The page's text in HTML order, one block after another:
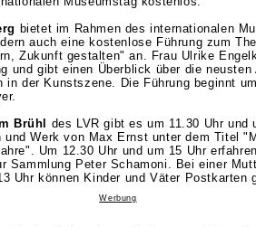
bietet im Rahmen des internationalen
auch eine kostenlose Führung zum
Zukunft gestalten" an. Frau Ulrike
und gibt einen Überblick über die neusten
in der Kunstszene. Die Führung beginnt
Brühl
des LVR gibt es um 11.30 Uhr und
und Werk von Max Ernst unter dem Titel
Um 12.30 Uhr und um 15 Uhr
Sammlung Peter Schamoni. Bei einer
Uhr können Kinder und Väter Postkarten
Werbung